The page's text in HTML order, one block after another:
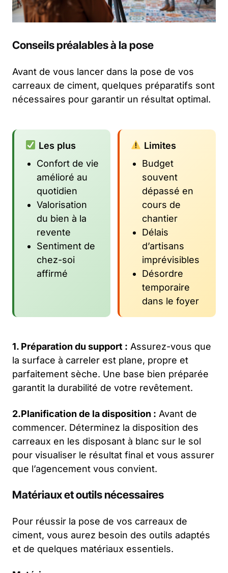
Conseils préalables à la pose
Avant de vous lancer dans la pose de vos
carreaux de ciment, quelques préparatifs sont
nécessaires pour garantir un résultat optimal.
Les plus
Confort de vie
amélioré au
quotidien
Valorisation
du bien à la
revente
Sentiment de
chez-soi
affirmé
Limites
Budget
souvent
dépassé en
cours de
chantier
Délais
d’artisans
imprévisibles
Désordre
temporaire
dans le foyer
1. Préparation du support : Assurez-vous que
la surface à carreler est plane, propre et
parfaitement sèche. Une base bien préparée
garantit la durabilité de votre revêtement.
2.Planification de la disposition : Avant de
commencer. Déterminez la disposition des
carreaux en les disposant à blanc sur le sol
pour visualiser le résultat final et vous assurer
que l’agencement vous convient.
Matériaux et outils nécessaires
Pour réussir la pose de vos carreaux de
ciment, vous aurez besoin des outils adaptés
et de quelques matériaux essentiels.